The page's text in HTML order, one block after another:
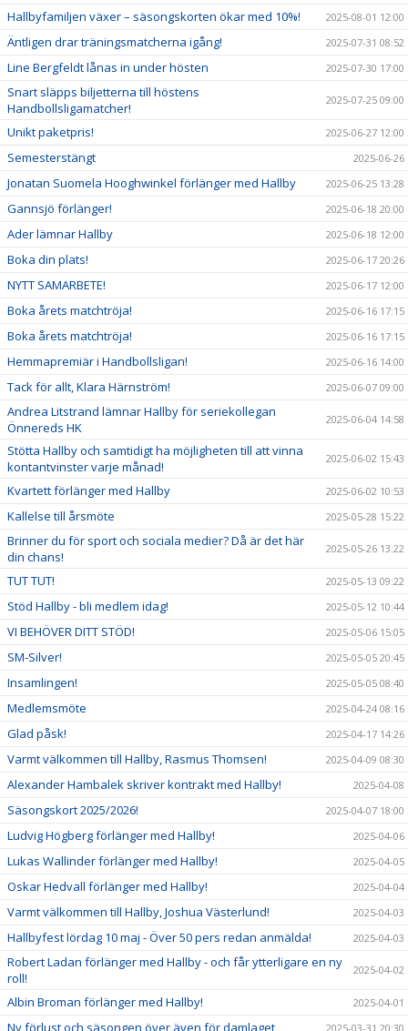
Hallbyfamiljen växer – säsongskorten ökar med 10%! 2025-08-01 12:00
Äntligen drar träningsmatcherna igång! 2025-07-31 08:52
Line Bergfeldt lånas in under hösten 2025-07-30 17:00
Snart släpps biljetterna till höstens
Handbollsligamatcher!
2025-07-25 09:00
Unikt paketpris! 2025-06-27 12:00
Semesterstängt 2025-06-26
Jonatan Suomela Hooghwinkel förlänger med Hallby 2025-06-25 13:28
Gannsjö förlänger! 2025-06-18 20:00
Ader lämnar Hallby 2025-06-18 12:00
Boka din plats! 2025-06-17 20:26
NYTT SAMARBETE! 2025-06-17 12:00
Boka årets matchtröja! 2025-06-16 17:15
Boka årets matchtröja! 2025-06-16 17:15
Hemmapremiär i Handbollsligan! 2025-06-16 14:00
Tack för allt, Klara Härnström! 2025-06-07 09:00
Andrea Litstrand lämnar Hallby för seriekollegan
Önnereds HK
2025-06-04 14:58
Stötta Hallby och samtidigt ha möjligheten till att vinna
kontantvinster varje månad!
2025-06-02 15:43
Kvartett förlänger med Hallby 2025-06-02 10:53
Kallelse till årsmöte 2025-05-28 15:22
Brinner du för sport och sociala medier? Då är det här
din chans!
2025-05-26 13:22
TUT TUT! 2025-05-13 09:22
Stöd Hallby - bli medlem idag! 2025-05-12 10:44
VI BEHÖVER DITT STÖD! 2025-05-06 15:05
SM-Silver! 2025-05-05 20:45
Insamlingen! 2025-05-05 08:40
Medlemsmöte 2025-04-24 08:16
Glad påsk! 2025-04-17 14:26
Varmt välkommen till Hallby, Rasmus Thomsen! 2025-04-09 08:30
Alexander Hambalek skriver kontrakt med Hallby! 2025-04-08
Säsongskort 2025/2026! 2025-04-07 18:00
Ludvig Högberg förlänger med Hallby! 2025-04-06
Lukas Wallinder förlänger med Hallby! 2025-04-05
Oskar Hedvall förlänger med Hallby! 2025-04-04
Varmt välkommen till Hallby, Joshua Västerlund! 2025-04-03
Hallbyfest lördag 10 maj - Över 50 pers redan anmälda! 2025-04-03
Robert Ladan förlänger med Hallby - och får ytterligare en ny
roll!
2025-04-02
Albin Broman förlänger med Hallby! 2025-04-01
Ny förlust och säsongen över även för damlaget 2025-03-31 20:30